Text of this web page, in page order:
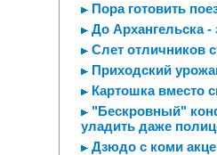
Пора готовить
До Архангельска -
Слет отличников
Приходский
Картошка вместо
"Бескровный"
уладить даже
Дзюдо с коми